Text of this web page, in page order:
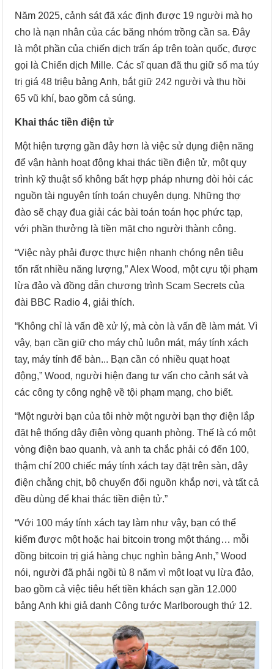
Năm 2025, cảnh sát đã xác định được 19 người mà họ
cho là nạn nhân của các băng nhóm trồng cần sa. Đây
là một phần của chiến dịch trấn áp trên toàn quốc, được
gọi là Chiến dịch Mille. Các sĩ quan đã thu giữ số ma túy
trị giá 48 triệu bảng Anh, bắt giữ 242 người và thu hồi
65 vũ khí, bao gồm cả súng.
Khai thác tiền điện tử
Một hiện tượng gần đây hơn là việc sử dụng điện năng
để vận hành hoạt động khai thác tiền điện tử, một quy
trình kỹ thuật số không bất hợp pháp nhưng đòi hỏi các
nguồn tài nguyên tính toán chuyên dụng. Những thợ
đào sẽ chạy đua giải các bài toán toán học phức tạp,
với phần thưởng là tiền mặt cho người thành công.
“Việc này phải được thực hiện nhanh chóng nên tiêu
tốn rất nhiều năng lượng,” Alex Wood, một cựu tội phạm
lừa đảo và đồng dẫn chương trình Scam Secrets của
đài BBC Radio 4, giải thích.
“Không chỉ là vấn đề xử lý, mà còn là vấn đề làm mát. Vì
vậy, bạn cần giữ cho máy chủ luôn mát, máy tính xách
tay, máy tính để bàn... Bạn cần có nhiều quạt hoạt
động,” Wood, người hiện đang tư vấn cho cảnh sát và
các công ty công nghệ về tội phạm mạng, cho biết.
“Một người bạn của tôi nhờ một người bạn thợ điện lắp
đặt hệ thống dây điện vòng quanh phòng. Thế là có một
vòng điện bao quanh, và anh ta chắc phải có đến 100,
thậm chí 200 chiếc máy tính xách tay đặt trên sàn, dây
điện chằng chịt, bộ chuyển đổi nguồn khắp nơi, và tất cả
đều dùng để khai thác tiền điện tử.”
“Với 100 máy tính xách tay làm như vậy, bạn có thể
kiếm được một hoặc hai bitcoin trong một tháng… mỗi
đồng bitcoin trị giá hàng chục nghìn bảng Anh,” Wood
nói, người đã phải ngồi tù 8 năm vì một loạt vụ lừa đảo,
bao gồm cả việc tiêu hết tiền khách sạn gần 12.000
bảng Anh khi giả danh Công tước Marlborough thứ 12.